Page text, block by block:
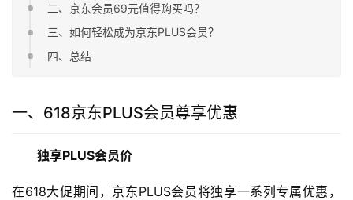
二、京东会员69元值得购买吗？
三、如何轻松成为京东PLUS会员？
四、总结
一、618京东PLUS会员尊享优惠
独享PLUS会员价
在618大促期间，京东PLUS会员将独享一系列专属优惠，